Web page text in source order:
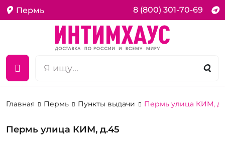
Пермь 8 (800) 301-70-69
Главная Пермь Пункты выдачи Пермь улица КИМ,
Пермь улица КИМ, д.45